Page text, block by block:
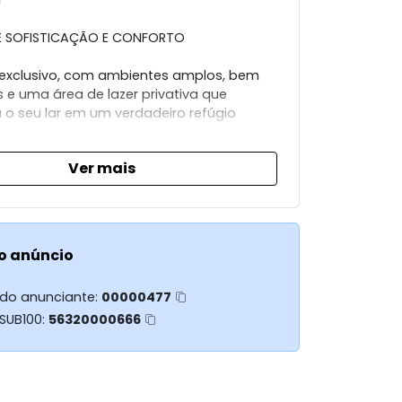
SOFISTICAÇÃO E CONFORTO
com ambientes amplos, bem
e uma área de lazer privativa que
seu lar em um verdadeiro refúgio
integrada com sacada
com sacada privativa
Ver mais
anúncio
anunciante: 00000477
56320000666